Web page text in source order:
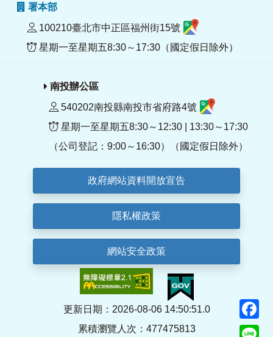
署本部
100210臺北市中正區福州街15號
星期一至星期五8:30～17:30（國定假日除外）
南投辦公區
540202南投縣南投市省府路4號
星期一至星期五8:30～12:30 | 13:30～17:30
（公司登記：9:00～16:30）（國定假日除外）
政府網站資料開放宣告
隱私權政策
網站安全政策
更新日期：2026-08-06 14:50:51.0
累積瀏覽人次：477475813